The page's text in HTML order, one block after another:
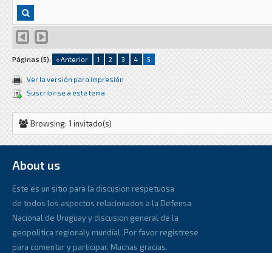
Páginas (5): « Anterior 1 2 3 4 5
Ver la versión para impresión
Suscribirse a este tema
Browsing: 1 invitado(s)
About us
Este es un sitio para la discusion respetuosa
de todos los aspectos relacionados a la Defensa
Nacional de Uruguay y discusion general de la
geopolitica regionaly mundial. Por favor registrese
para comentar y participar. Muchas gracias.